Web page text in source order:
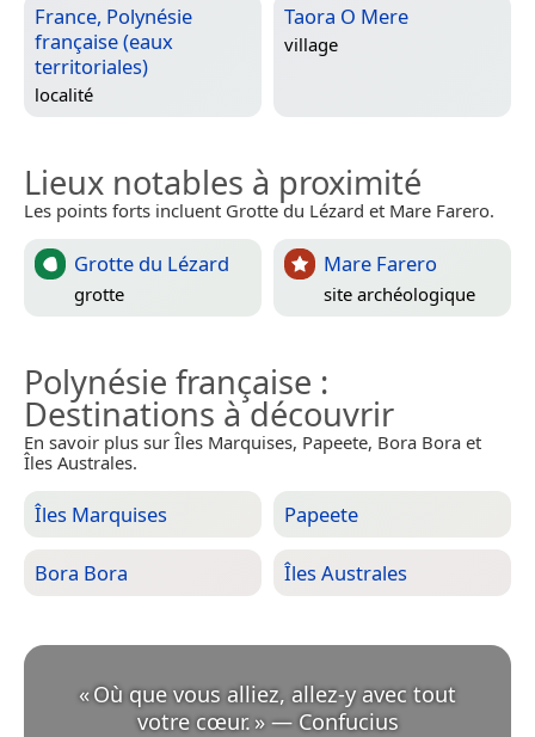
France, Polynésie
française (eaux
territoriales)
localité
Taora O Mere
village
Lieux notables à proximité
Les points forts incluent Grotte du Lézard et Mare Farero.
Grotte du Lézard
grotte
Mare Farero
site archéologique
Polynésie française :
Destinations à découvrir
En savoir plus sur Îles Marquises, Papeete, Bora Bora et
Îles Australes.
Îles Marquises Papeete
Bora Bora Îles Australes
«Où que vous alliez, allez-y avec tout
votre cœur. » — Confucius